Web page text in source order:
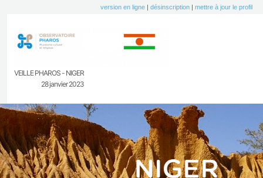
version en ligne| désinscription| mettre à jour le profil
VEILLE PHAROS - NIGER
28 janvier 2023